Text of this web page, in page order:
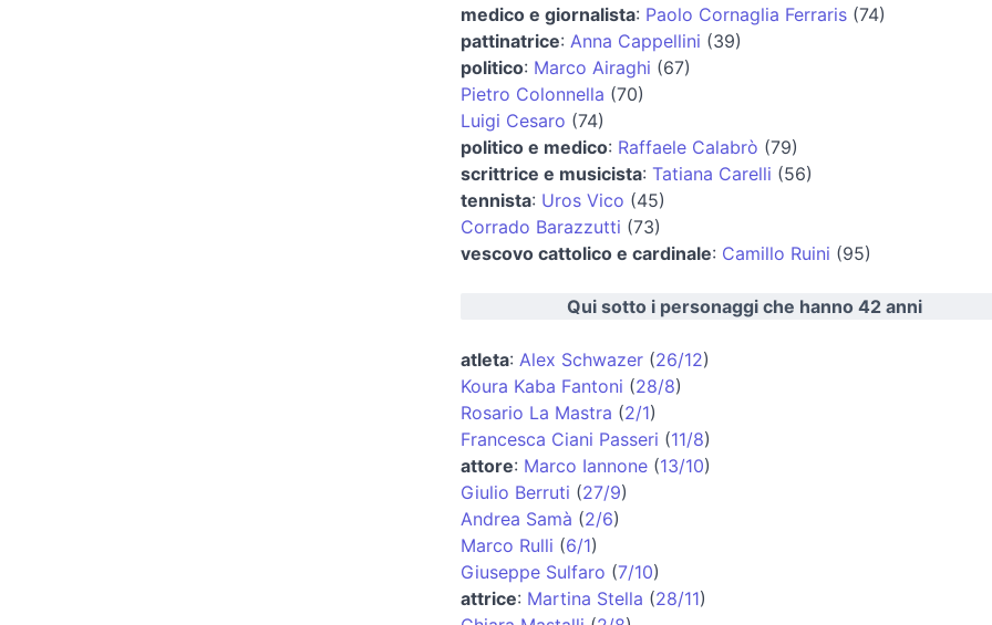
medico e giornalista: Paolo Cornaglia Ferraris (74)
pattinatrice: Anna Cappellini (39)
politico: Marco Airaghi (67)
Pietro Colonnella (70)
Luigi Cesaro (74)
politico e medico: Raffaele Calabrò (79)
scrittrice e musicista: Tatiana Carelli (56)
tennista: Uros Vico (45)
Corrado Barazzutti (73)
vescovo cattolico e cardinale: Camillo Ruini (95)
Qui sotto i personaggi che hanno 42 anni
atleta: Alex Schwazer (26/12)
Koura Kaba Fantoni (28/8)
Rosario La Mastra (2/1)
Francesca Ciani Passeri (11/8)
attore: Marco Iannone (13/10)
Giulio Berruti (27/9)
Andrea Samà (2/6)
Marco Rulli (6/1)
Giuseppe Sulfaro (7/10)
attrice: Martina Stella (28/11)